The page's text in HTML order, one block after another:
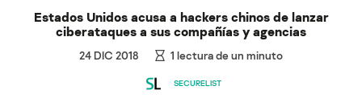
Estados Unidos acusa a hackers chinos de lanzar
ciberataques a sus compañías y agencias
24 DIC 2018 1 lectura de un minuto
SECURELIST